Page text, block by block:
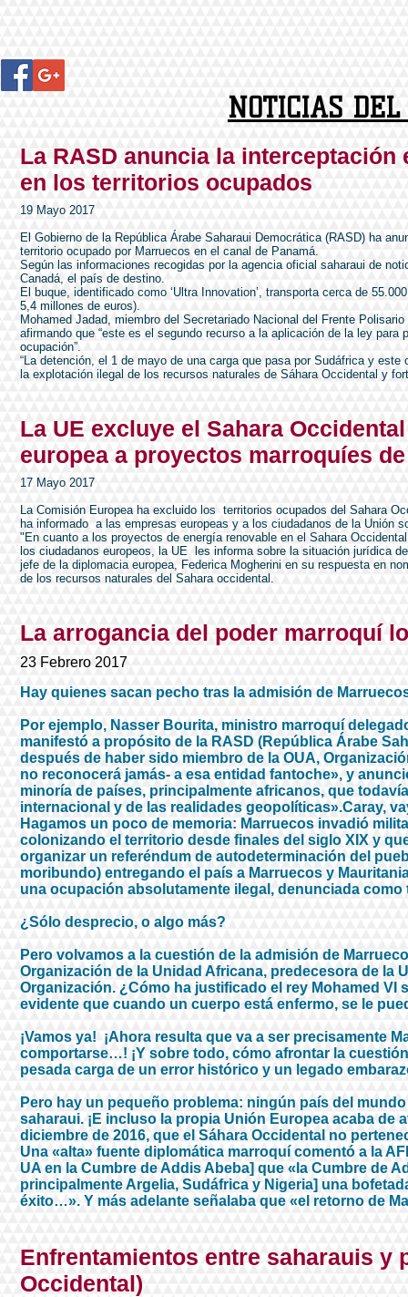
NOTICIAS
La RASD anuncia la
en los territorios ocupados​
19 Mayo 2017
El Gobierno de la República Árabe Saharaui Democrática (RASD) ha
territorio ocupado por Marruecos en el canal de Panamá.
Según las informaciones recogidas por la agencia oficial saharaui de
Canadá, el país de destino.
El buque, identificado como ‘Ultra Innovation’, transporta cerca de
5,4 millones de euros).
Mohamed Jadad, miembro del Secretariado Nacional del Frente
afirmando que “este es el segundo recurso a la aplicación de la ley
ocupación”.
“La detención, el 1 de mayo de una carga que pasa por Sudáfrica y
la explotación ilegal de los recursos naturales de Sáhara Occidental y
La UE excluye el Sahara
europea a proyectos marroquíes
17 Mayo 2017
La Comisión Europea ha excluido los territorios ocupados del Sahara
ha informado a las empresas europeas y a los ciudadanos de la Unión
"En cuanto a los proyectos de energía renovable en el Sahara
los ciudadanos europeos, la UE les informa sobre la situación jurídica
jefe de la diplomacia europea, Federica Mogherini en su respuesta en
de los recursos naturales del Sahara occidental.
La arrogancia del poder marroquí
23 Febrero 2017
Hay quienes sacan pecho tras la admisión de
Por ejemplo, Nasser Bourita, ministro marroquí
manifestó a propósito de la RASD (República Árabe
después de haber sido miembro de la OUA,
no reconocerá jamás- a esa entidad fantoche», y
minoría de países, principalmente africanos, que
internacional y de las realidades geopolíticas».Caray,
Hagamos un poco de memoria: Marruecos invadió
colonizando el territorio desde finales del siglo XIX y
organizar un referéndum de autodeterminación del
moribundo) entregando el país a Marruecos y
una ocupación absolutamente ilegal, denunciada como
¿Sólo desprecio, o algo más?
Pero volvamos a la cuestión de la admisión de
Organización de la Unidad Africana, predecesora de la
Organización. ¿Cómo ha justificado el rey Mohamed
evidente que cuando un cuerpo está enfermo, se le
¡Vamos ya! ¡Ahora resulta que va a ser precisamente
comportarse…! ¡Y sobre todo, cómo afrontar la
pesada carga de un error histórico y un legado
Pero hay un pequeño problema: ningún país del
saharaui. ¡E incluso la propia Unión Europea acaba de
diciembre de 2016, que el Sáhara Occidental no
Una «alta» fuente diplomática marroquí comentó a la
UA en la Cumbre de Addis Abeba] que «la Cumbre de
principalmente Argelia, Sudáfrica y Nigeria] una
éxito…». Y más adelante señalaba que «el retorno de
Enfrentamientos entre saharauis y
Occidental)​